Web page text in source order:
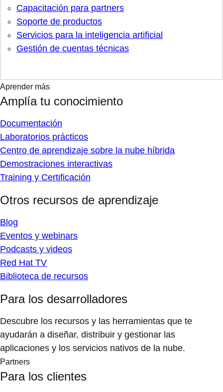
Capacitación para partners
Soporte de productos
Servicios para la inteligencia artificial
Gestión de cuentas técnicas
Aprender más
Amplía tu conocimiento
Documentación
Laboratorios prácticos
Centro de aprendizaje sobre la nube híbrida
Demostraciones interactivas
Training y Certificación
Otros recursos de aprendizaje
Blog
Eventos y webinars
Podcasts y videos
Red Hat TV
Biblioteca de recursos
Para los desarrolladores
Descubre los recursos y las herramientas que te
ayudarán a diseñar, distribuir y gestionar las
aplicaciones y los servicios nativos de la nube.
Partners
Para los clientes